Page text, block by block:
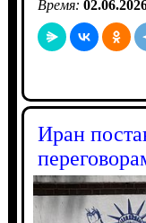
Время:
Иран